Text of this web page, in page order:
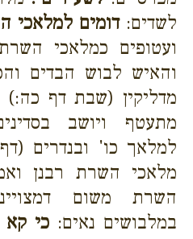
לשדים:דומים למלאכי
ועטופים כמלאכי
והאיש לבוש הבדים
מדליקין (שבת דף
מתעטף ויושב
למלאך כו' ובנדרים
מלאכי השרת רבנן
השרת משום
במלבושים נאים:כי קא